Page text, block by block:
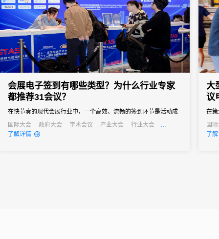
会展电子签到有哪些类型？为什么行业专家
都推荐31会议？
在快节奏的现代会展行业中，一个高效、流畅的签到环节是活动成
功的第一步。它不仅关系到参会者的第一印象，更直接影响着活动
的组织效率和数据准确性。告别传统纸质签到的繁琐与混乱，电子
国际大会 政府大会 学术会议 产业大会
行业大会
经销商大会
了解详情
大
议
在
点
堵
国
行
了